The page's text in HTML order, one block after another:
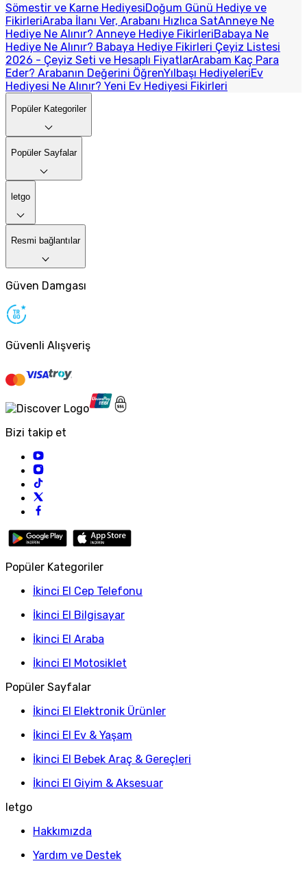
Sömestir ve Karne HediyesiDoğum Günü Hediye ve
FikirleriAraba İlanı Ver, Arabanı Hızlıca SatAnneye Ne
Hediye Ne Alınır? Anneye Hediye FikirleriBabaya Ne
Hediye Ne Alınır? Babaya Hediye Fikirleri Çeyiz Listesi
2026 - Çeyiz Seti ve Hesaplı FiyatlarArabam Kaç Para
Eder? Arabanın Değerini ÖğrenYılbaşı HediyeleriEv
Hediyesi Ne Alınır? Yeni Ev Hediyesi Fikirleri
Popüler Kategoriler
Popüler Sayfalar
letgo
Resmi bağlantılar
Güven Damgası
Güvenli Alışveriş
Bizi takip et
Popüler Kategoriler
İkinci El Cep Telefonu
İkinci El Bilgisayar
İkinci El Araba
İkinci El Motosiklet
Popüler Sayfalar
İkinci El Elektronik Ürünler
İkinci El Ev & Yaşam
İkinci El Bebek Araç & Gereçleri
İkinci El Giyim & Aksesuar
letgo
Hakkımızda
Yardım ve Destek